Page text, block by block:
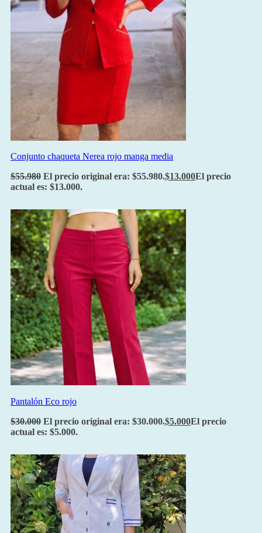
Conjunto chaqueta Nerea rojo manga media
$55.980 El precio original era: $55.980.$13.000El precio
actual es: $13.000.
Pantalón Eco rojo
$30.000 El precio original era: $30.000.$5.000El precio
actual es: $5.000.